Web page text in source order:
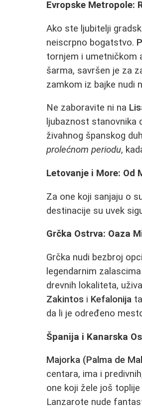
Evropske Metropole:
Ako ste ljubitelji
neiscrpno bogatstvo.
tornjem i umetničkom
šarma, savršen je za
zamkom iz bajke nudi
Ne zaboravite ni na
ljubaznost stanovnika
živahnog španskog
prolećnom periodu,
Letovanje i More: Od
Za one koji sanjaju o
destinacije su uvek
Grčka Ostrva: Oaza
Grčka nudi bezbroj
legendarnim
drevnih lokaliteta,
Zakintos i Kefalonija
da li je određeno
Španija i Kanarska
Majorka (Palma de
centara, ima i
one koji žele još toplije
Lanzarote nude